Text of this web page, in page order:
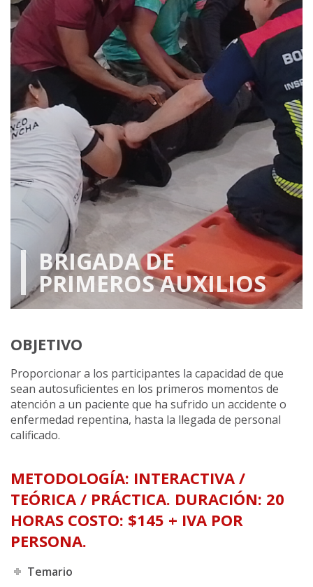
BRIGADA DE
PRIMEROS AUXILIOS
OBJETIVO
Proporcionar a los participantes la capacidad de que
sean autosuficientes en los primeros momentos de
atención a un paciente que ha sufrido un accidente o
enfermedad repentina, hasta la llegada de personal
calificado.
METODOLOGÍA: INTERACTIVA /
TEÓRICA / PRÁCTICA. DURACIÓN: 20
HORAS COSTO: $145 + IVA POR
PERSONA.
Temario